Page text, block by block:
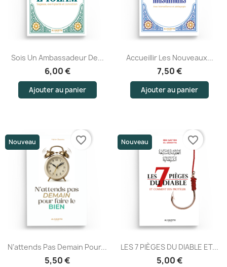
Sois Un Ambassadeur De...
6,00 €
Ajouter au panier
Accueillir Les Nouveaux...
7,50 €
Ajouter au panier
N’attends Pas Demain Pour...
5,50 €
Nouveau favorite_border
LES 7 PIÈGES DU DIABLE ET...
5,00 €
Nouveau favorite_border